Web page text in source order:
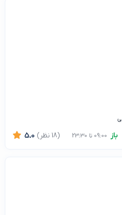
باز 5.0 (18 نظر)